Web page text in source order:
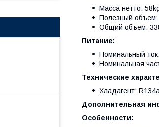
Масса нетто: 58kg
Полезный объем:
Общий объем:
Питание:
Номинальный
Номинальная
Технические
Хладагент:
Дополнительная
Особенности: